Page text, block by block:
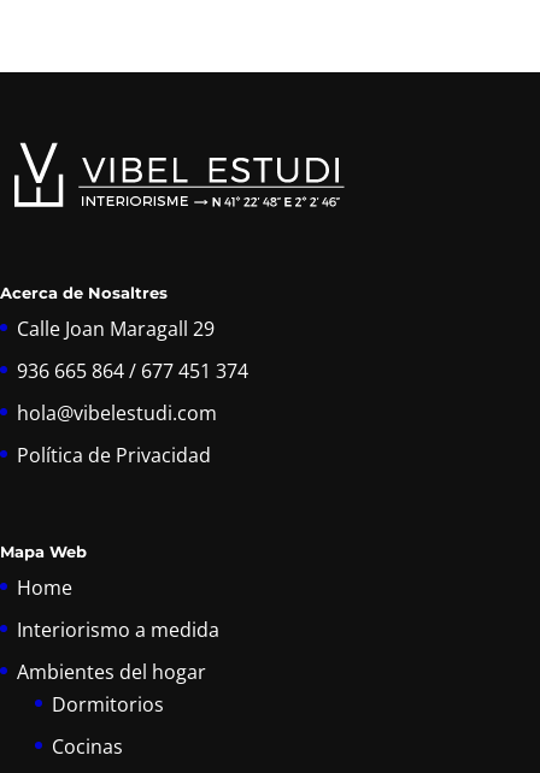
Acerca de Nosaltres
Calle Joan Maragall 29
936 665 864 / 677 451 374
hola@vibelestudi.com
Política de Privacidad
Mapa Web
Home
Interiorismo a medida
Ambientes del hogar
Dormitorios
Cocinas